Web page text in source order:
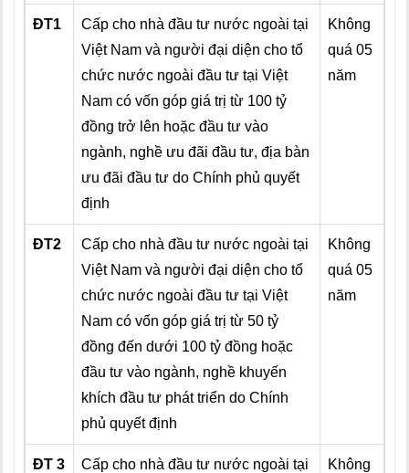
ĐT1
Cấp cho nhà đầu tư nước ngoài tại
Việt Nam và người đại diện cho tổ
chức nước ngoài đầu tư tại Việt
Nam có vốn góp giá trị từ 100 tỷ
đồng trở lên hoặc đầu tư vào
ngành, nghề ưu đãi đầu tư, địa bàn
ưu đãi đầu tư do Chính phủ quyết
định
Không
quá 05
năm
ĐT2
Cấp cho nhà đầu tư nước ngoài tại
Việt Nam và người đại diện cho tổ
chức nước ngoài đầu tư tại Việt
Nam có vốn góp giá trị từ 50 tỷ
đồng đến dưới 100 tỷ đồng hoặc
đầu tư vào ngành, nghề khuyến
khích đầu tư phát triển do Chính
phủ quyết định
Không
quá 05
năm
ĐT 3
Cấp cho nhà đầu tư nước ngoài tại
Không